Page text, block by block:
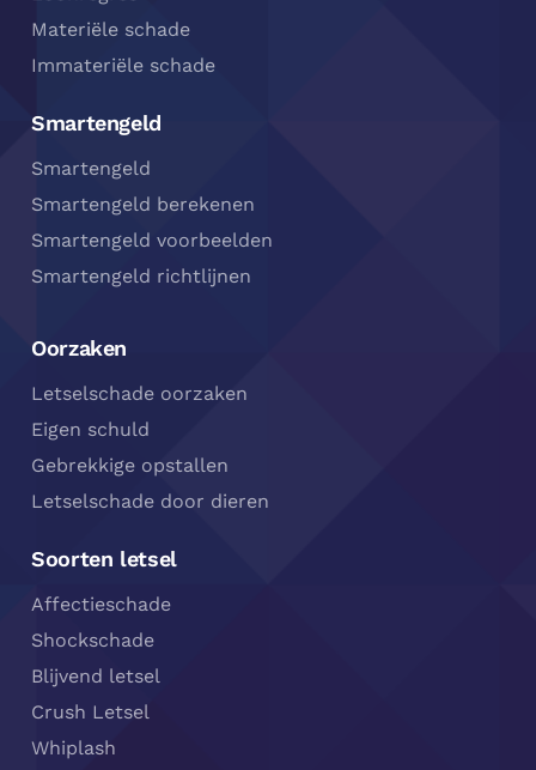
Materiële schade
Immateriële schade
Smartengeld
Smartengeld
Smartengeld berekenen
Smartengeld voorbeelden
Smartengeld richtlijnen
Oorzaken
Letselschade oorzaken
Eigen schuld
Gebrekkige opstallen
Letselschade door dieren
Soorten letsel
Affectieschade
Shockschade
Blijvend letsel
Crush Letsel
Whiplash